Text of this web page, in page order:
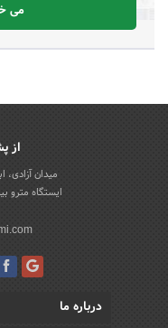
می
از
میدان
ایستگاه مترو
درباره ما